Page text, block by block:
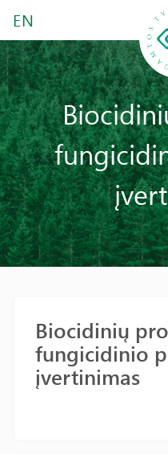
EN
Biocidinių
fungicidinio
įvertinimas